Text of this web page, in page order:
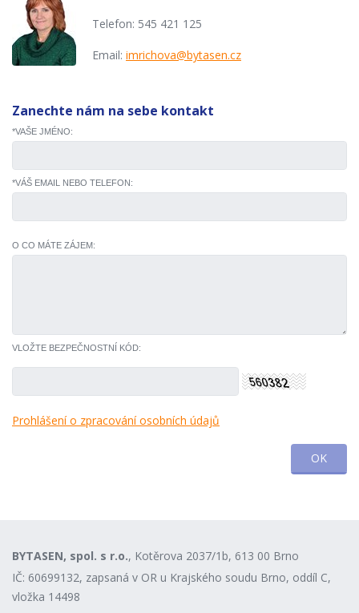
Telefon: 545 421 125
Email: imrichova@bytasen.cz
Zanechte nám na sebe kontakt
*VAŠE JMÉNO:
*VÁŠ EMAIL NEBO TELEFON:
O CO MÁTE ZÁJEM:
VLOŽTE BEZPEČNOSTNÍ KÓD:
Prohlášení o zpracování osobních údajů
BYTASEN, spol. s r.o., Kotěrova 2037/1b, 613 00 Brno
IČ: 60699132, zapsaná v OR u Krajského soudu Brno, oddíl C,
vložka 14498